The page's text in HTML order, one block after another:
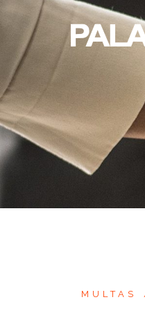
al
contenido
MULTAS